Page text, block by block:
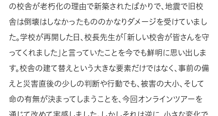
の校舎が老朽化の理由で新築されたばかりで、地震で旧校
舎は倒壊はしなかったもののかなりダメージを受けていまし
た。学校が再開した日、校長先生が「新しい校舎が皆さんを守
ってくれました」と言っていたことを今でも鮮明に思い出しま
す。校舎の建て替えという大きな要素だけではなく、事前の備
えと災害直後の少しの判断や行動でも、被害の大小、そして
命の有無が決まってしまうことを、今回オンラインツアーを